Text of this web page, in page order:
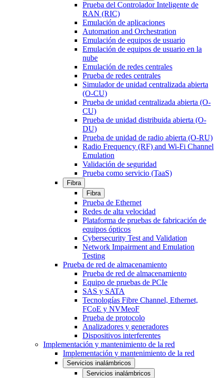
Prueba del Controlador Inteligente de
RAN (RIC)
Emulación de aplicaciones
Automation and Orchestration
Emulación de equipos de usuario
Emulación de equipos de usuario en la
nube
Emulación de redes centrales
Prueba de redes centrales
Simulador de unidad centralizada abierta
(O-CU)
Prueba de unidad centralizada abierta (O-
CU)
Prueba de unidad distribuida abierta (O-
DU)
Prueba de unidad de radio abierta (O-RU)
Radio Frequency (RF) and Wi-Fi Channel
Emulation
Validación de seguridad
Prueba como servicio (TaaS)
Fibra
Fibra
Prueba de Ethernet
Redes de alta velocidad
Plataforma de pruebas de fabricación de
equipos ópticos
Cybersecurity Test and Validation
Network Impairment and Emulation
Testing
Prueba de red de almacenamiento
Prueba de red de almacenamiento
Equipo de pruebas de PCIe
SAS y SATA
Tecnologías Fibre Channel, Ethernet,
FCoE y NVMeoF
Prueba de protocolo
Analizadores y generadores
Dispositivos interferentes
Implementación y mantenimiento de la red
Implementación y mantenimiento de la red
Servicios inalámbricos
Servicios inalámbricos